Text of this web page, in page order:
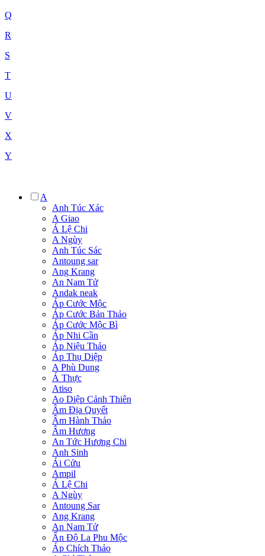
Q
R
S
T
U
V
X
Y
A
Anh Túc Xác
A Giao
Á Lệ Chi
A Ngùy
Anh Túc Sác
Antoung sar
Ang Krang
An Nam Tử
Andak neak
Áp Cước Mộc
Áp Cước Bản Thảo
Áp Cước Mộc Bì
Áp Nhi Cần
Áp Niệu Thảo
Áp Thụ Diệp
A Phù Dung
Á Thực
Atiso
Ao Diệp Cảnh Thiên
Âm Địa Quyết
Âm Hành Thảo
Âm Hương
An Tức Hương Chi
Anh Sinh
Ái Cửu
Ampil
Á Lệ Chi
A Ngùy
Antoung Sar
Ang Krang
An Nam Tử
Ấn Độ La Phu Mộc
Áp Chích Thảo